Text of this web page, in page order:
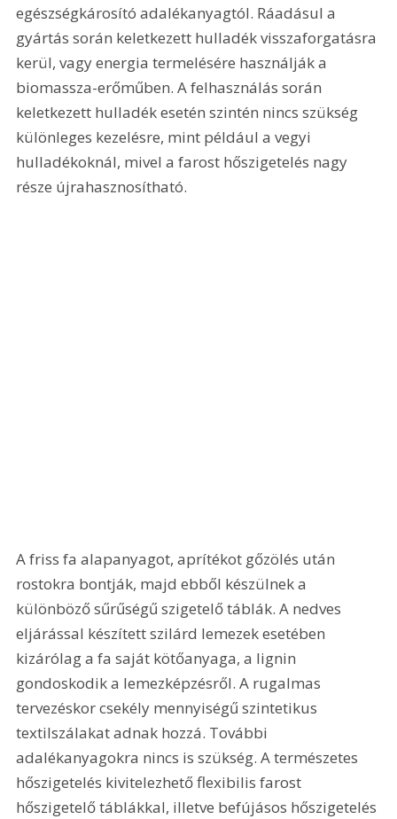
egészségkárosító adalékanyagtól. Ráadásul a
gyártás során keletkezett hulladék visszaforgatásra
kerül, vagy energia termelésére használják a
biomassza-erőműben. A felhasználás során
keletkezett hulladék esetén szintén nincs szükség
különleges kezelésre, mint például a vegyi
hulladékoknál, mivel a farost hőszigetelés nagy
része újrahasznosítható.
A friss fa alapanyagot, aprítékot gőzölés után
rostokra bontják, majd ebből készülnek a
különböző sűrűségű szigetelő táblák. A nedves
eljárással készített szilárd lemezek esetében
kizárólag a fa saját kötőanyaga, a lignin
gondoskodik a lemezképzésről. A rugalmas
tervezéskor csekély mennyiségű szintetikus
textilszálakat adnak hozzá. További
adalékanyagokra nincs is szükség. A természetes
hőszigetelés kivitelezhető flexibilis farost
hőszigetelő táblákkal, illetve befújásos hőszigetelés